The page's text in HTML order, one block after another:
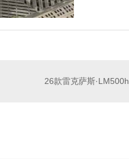
26款雷克萨斯·LM500h